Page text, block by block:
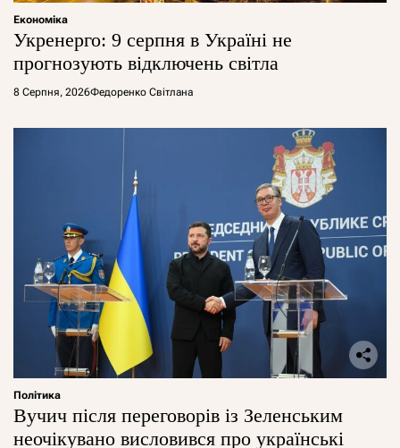
Економіка
Укренерго: 9 серпня в Україні не
прогнозують відключень світла
8 Серпня, 2026Федоренко Світлана
Політика
Вучич після переговорів із Зеленським
неочікувано висловився про українські